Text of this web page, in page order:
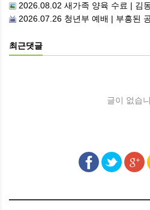
2026.08.02 새가족 양육 수료 | 김
2026.07.26 청년부 예배 | 부흥된
최근댓글
글이 없습